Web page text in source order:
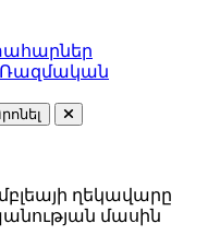
Ռազմական
ղեկավարը
մասին